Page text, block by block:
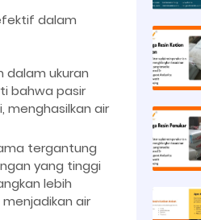
dalam
dalam ukuran
bahwa pasir
menghasilkan air
tergantung
yang tinggi
lebih
air